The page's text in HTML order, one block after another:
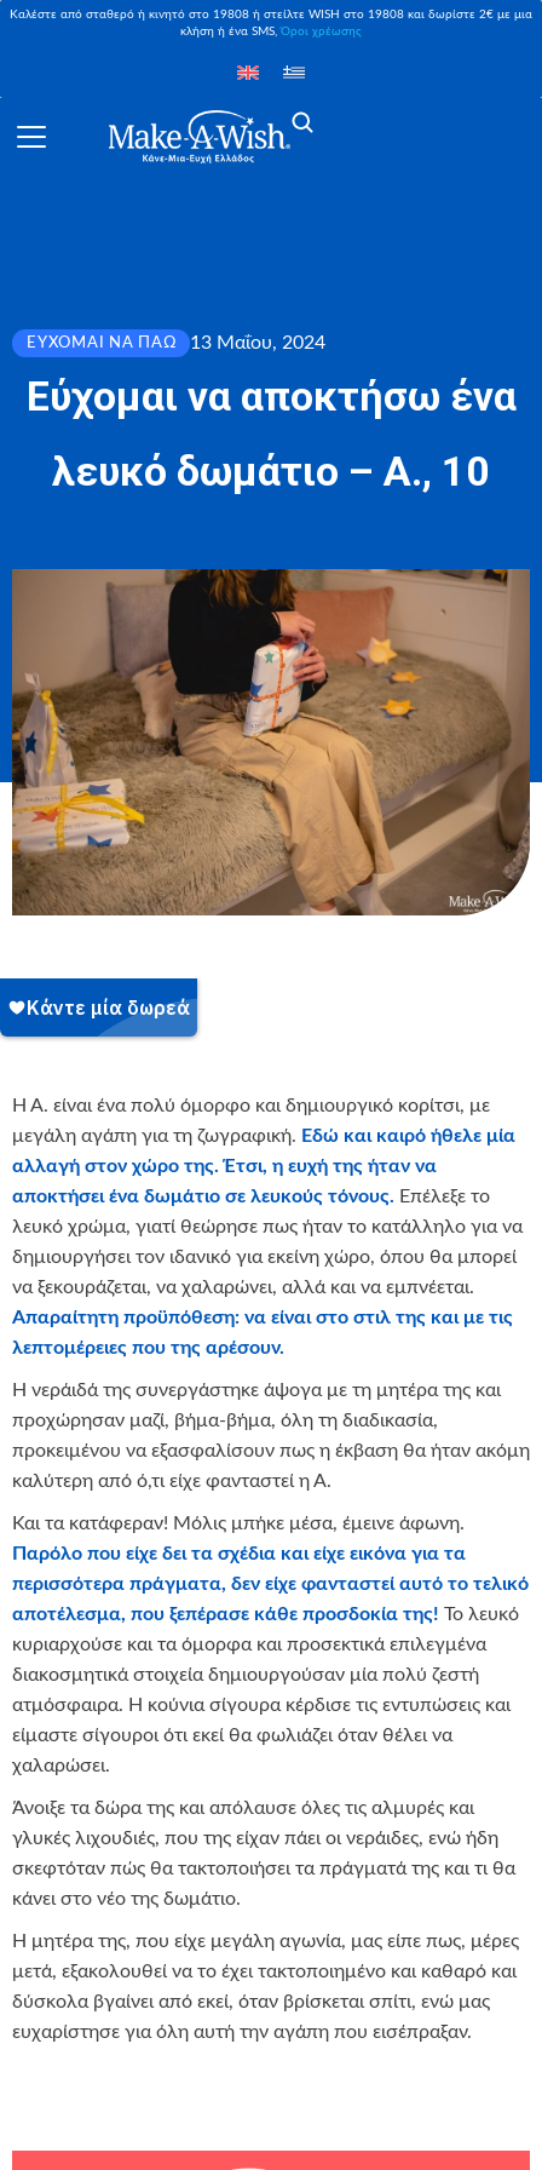
Καλέστε από σταθερό ή κινητό στο 19808 ή στείλτε WISH στο 19808 και δωρίστε 2€ με μια
κλήση ή ένα SMS,Όροι χρέωσης
ΕΎΧΟΜΑΙ ΝΑ ΠΆΩ 13 Μαΐου, 2024
Εύχομαι να αποκτήσω ένα
λευκό δωμάτιο – Α., 10
Η Α. είναι ένα πολύ όμορφο και δημιουργικό κορίτσι, με
μεγάλη αγάπη για τη ζωγραφική. Εδώ και καιρό ήθελε μία
αλλαγή στον χώρο της. Έτσι, η ευχή της ήταν να
αποκτήσει ένα δωμάτιο σε λευκούς τόνους. Επέλεξε το
λευκό χρώμα, γιατί θεώρησε πως ήταν το κατάλληλο για να
δημιουργήσει τον ιδανικό για εκείνη χώρο, όπου θα μπορεί
να ξεκουράζεται, να χαλαρώνει, αλλά και να εμπνέεται.
Απαραίτητη προϋπόθεση: να είναι στο στιλ της και με τις
λεπτομέρειες που της αρέσουν.
Η νεράιδά της συνεργάστηκε άψογα με τη μητέρα της και
προχώρησαν μαζί, βήμα-βήμα, όλη τη διαδικασία,
προκειμένου να εξασφαλίσουν πως η έκβαση θα ήταν ακόμη
καλύτερη από ό,τι είχε φανταστεί η Α.
Και τα κατάφεραν! Μόλις μπήκε μέσα, έμεινε άφωνη.
Παρόλο που είχε δει τα σχέδια και είχε εικόνα για τα
περισσότερα πράγματα, δεν είχε φανταστεί αυτό το τελικό
αποτέλεσμα, που ξεπέρασε κάθε προσδοκία της! Το λευκό
κυριαρχούσε και τα όμορφα και προσεκτικά επιλεγμένα
διακοσμητικά στοιχεία δημιουργούσαν μία πολύ ζεστή
ατμόσφαιρα. Η κούνια σίγουρα κέρδισε τις εντυπώσεις και
είμαστε σίγουροι ότι εκεί θα φωλιάζει όταν θέλει να
χαλαρώσει.
Άνοιξε τα δώρα της και απόλαυσε όλες τις αλμυρές και
γλυκές λιχουδιές, που της είχαν πάει οι νεράιδες, ενώ ήδη
σκεφτόταν πώς θα τακτοποιήσει τα πράγματά της και τι θα
κάνει στο νέο της δωμάτιο.
Η μητέρα της, που είχε μεγάλη αγωνία, μας είπε πως, μέρες
μετά, εξακολουθεί να το έχει τακτοποιημένο και καθαρό και
δύσκολα βγαίνει από εκεί, όταν βρίσκεται σπίτι, ενώ μας
ευχαρίστησε για όλη αυτή την αγάπη που εισέπραξαν.